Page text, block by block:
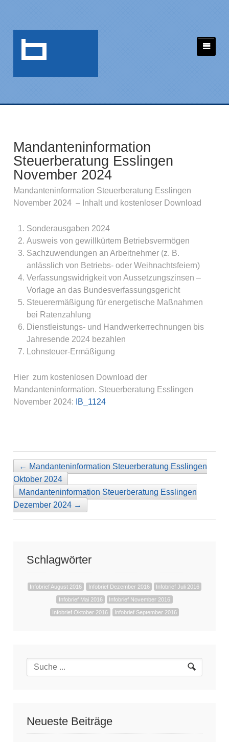
Mandanteninformation
Steuerberatung Esslingen
November 2024
Mandanteninformation Steuerberatung Esslingen
November 2024 – Inhalt und kostenloser Download
Sonderausgaben 2024
Ausweis von gewillkürtem Betriebsvermögen
Sachzuwendungen an Arbeitnehmer (z. B.
anlässlich von Betriebs- oder Weihnachtsfeiern)
Verfassungswidrigkeit von Aussetzungszinsen –
Vorlage an das Bundesverfassungsgericht
Steuerermäßigung für energetische Maßnahmen
bei Ratenzahlung
Dienstleistungs- und Handwerkerrechnungen bis
Jahresende 2024 bezahlen
Lohnsteuer-Ermäßigung
Hier zum kostenlosen Download der
Mandanteninformation. Steuerberatung Esslingen
November 2024:
IB_1124
← Mandanteninformation Steuerberatung Esslingen
Oktober 2024
Mandanteninformation Steuerberatung Esslingen
Dezember 2024 →
Schlagwörter
Infobrief August 2016 Infobrief Dezember 2016 Infobrief Juli 2016
Infobrief Mai 2016 Infobrief November 2016
Infobrief Oktober 2016 Infobrief September 2016
Neueste Beiträge